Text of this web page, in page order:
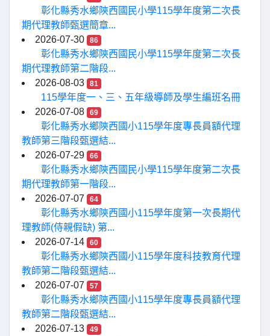
彰化縣秀水鄉陝西國民小學115學年度第二次長
期代理教師甄選簡章...
2026-07-30
86
彰化縣秀水鄉陝西國民小學115學年度第二次長
期代理教師第二階段...
2026-08-03
81
115學年度一、三、五年級導師及學生編班名冊
2026-07-08
69
彰化縣秀水鄉陝西國小115學年度專長員額代理
教師第三階段甄選結...
2026-07-29
66
彰化縣秀水鄉陝西國民小學115學年度第二次長
期代理教師第一階段...
2026-07-07
64
彰化縣秀水鄉陝西國小115學年度第一次長期代
理教師(侍親假缺) 第...
2026-07-14
60
彰化縣秀水鄉陝西國小115學年度科技教育代理
教師第二階段甄選結...
2026-07-07
57
彰化縣秀水鄉陝西國小115學年度專長員額代理
教師第二階段甄選結...
2026-07-13
49